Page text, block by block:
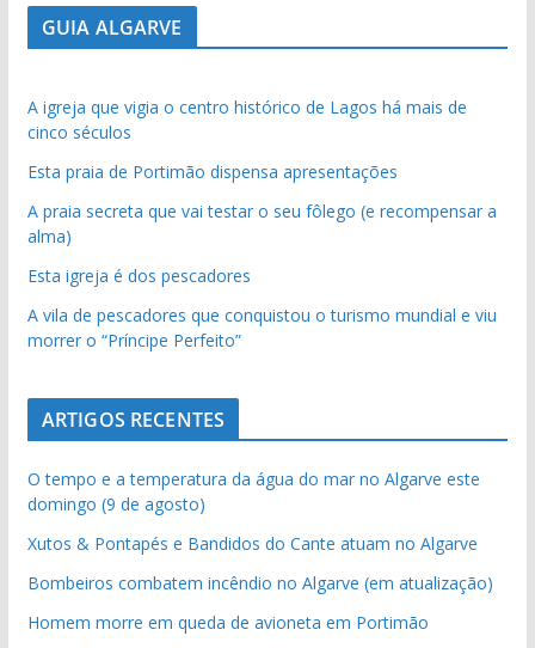
GUIA ALGARVE
A igreja que vigia o centro histórico de Lagos há mais de
cinco séculos
Esta praia de Portimão dispensa apresentações
A praia secreta que vai testar o seu fôlego (e recompensar a
alma)
Esta igreja é dos pescadores
A vila de pescadores que conquistou o turismo mundial e viu
morrer o “Príncipe Perfeito”
ARTIGOS RECENTES
O tempo e a temperatura da água do mar no Algarve este
domingo (9 de agosto)
Xutos & Pontapés e Bandidos do Cante atuam no Algarve
Bombeiros combatem incêndio no Algarve (em atualização)
Homem morre em queda de avioneta em Portimão